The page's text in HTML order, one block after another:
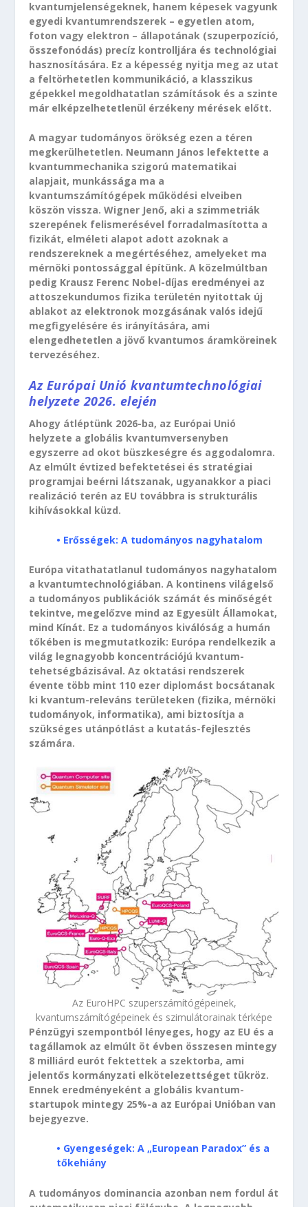
kvantumjelenségeknek, hanem képesek vagyunk
egyedi kvantumrendszerek – egyetlen atom,
foton vagy elektron – állapotának (szuperpozíció,
összefonódás) precíz kontrolljára és technológiai
hasznosítására. Ez a képesség nyitja meg az utat
a feltörhetetlen kommunikáció, a klasszikus
gépekkel megoldhatatlan számítások és a szinte
már elképzelhetetlenül érzékeny mérések előtt.
A magyar tudományos örökség ezen a téren
megkerülhetetlen. Neumann János lefektette a
kvantummechanika szigorú matematikai
alapjait, munkássága ma a
kvantumszámítógépek működési elveiben
köszön vissza. Wigner Jenő, aki a szimmetriák
szerepének felismerésével forradalmasította a
fizikát, elméleti alapot adott azoknak a
rendszereknek a megértéséhez, amelyeket ma
mérnöki pontossággal építünk. A közelmúltban
pedig Krausz Ferenc Nobel-díjas eredményei az
attoszekundumos fizika területén nyitottak új
ablakot az elektronok mozgásának valós idejű
megfigyelésére és irányítására, ami
elengedhetetlen a jövő kvantumos áramköreinek
tervezéséhez.
Az Európai Unió kvantumtechnológiai
helyzete 2026. elején
Ahogy átléptünk 2026-ba, az Európai Unió
helyzete a globális kvantumversenyben
egyszerre ad okot büszkeségre és aggodalomra.
Az elmúlt évtized befektetései és stratégiai
programjai beérni látszanak, ugyanakkor a piaci
realizáció terén az EU továbbra is strukturális
kihívásokkal küzd.
• Erősségek: A tudományos nagyhatalom
Európa vitathatatlanul tudományos nagyhatalom
a kvantumtechnológiában. A kontinens világelső
a tudományos publikációk számát és minőségét
tekintve, megelőzve mind az Egyesült Államokat,
mind Kínát. Ez a tudományos kiválóság a humán
tőkében is megmutatkozik: Európa rendelkezik a
világ legnagyobb koncentrációjú kvantum-
tehetségbázisával. Az oktatási rendszerek
évente több mint 110 ezer diplomást bocsátanak
ki kvantum-releváns területeken (fizika, mérnöki
tudományok, informatika), ami biztosítja a
szükséges utánpótlást a kutatás-fejlesztés
számára.
Az EuroHPC szuperszámítógépeinek,
kvantumszámítógépeinek és szimulátorainak térképe
Pénzügyi szempontból lényeges, hogy az EU és a
tagállamok az elmúlt öt évben összesen mintegy
8 milliárd eurót fektettek a szektorba, ami
jelentős kormányzati elkötelezettséget tükröz.
Ennek eredményeként a globális kvantum-
startupok mintegy 25%-a az Európai Unióban van
bejegyezve.
• Gyengeségek: A „European Paradox” és a
tőkehiány
A tudományos dominancia azonban nem fordul át